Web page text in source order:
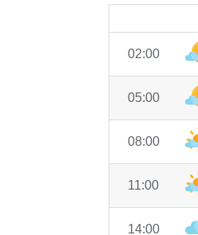
02:00
05:00
08:00
11:00
14:00